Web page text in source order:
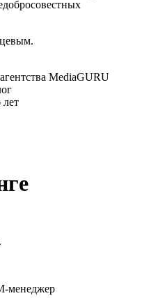
MediaGURU
менеджер